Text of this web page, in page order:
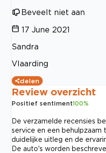
Beveelt niet aan
17 June 2021
Sandra
Vlaarding
delen
Review overzicht
Positief sentiment100%
De verzamelde recensies
service en een behulpzaam
duidelijke uitleg en de
De auto's worden